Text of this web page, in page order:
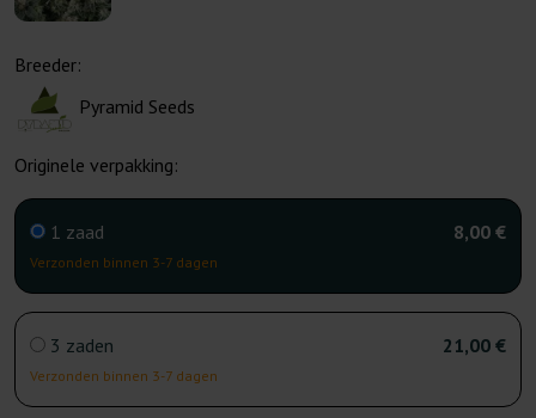
Breeder:
Pyramid Seeds
Originele verpakking:
1 zaad
Verzonden binnen 3-7 dagen
8,00 €
3 zaden
Verzonden binnen 3-7 dagen
21,00 €